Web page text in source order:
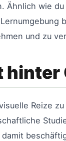
Ähnlich wie du
und zu
Reize